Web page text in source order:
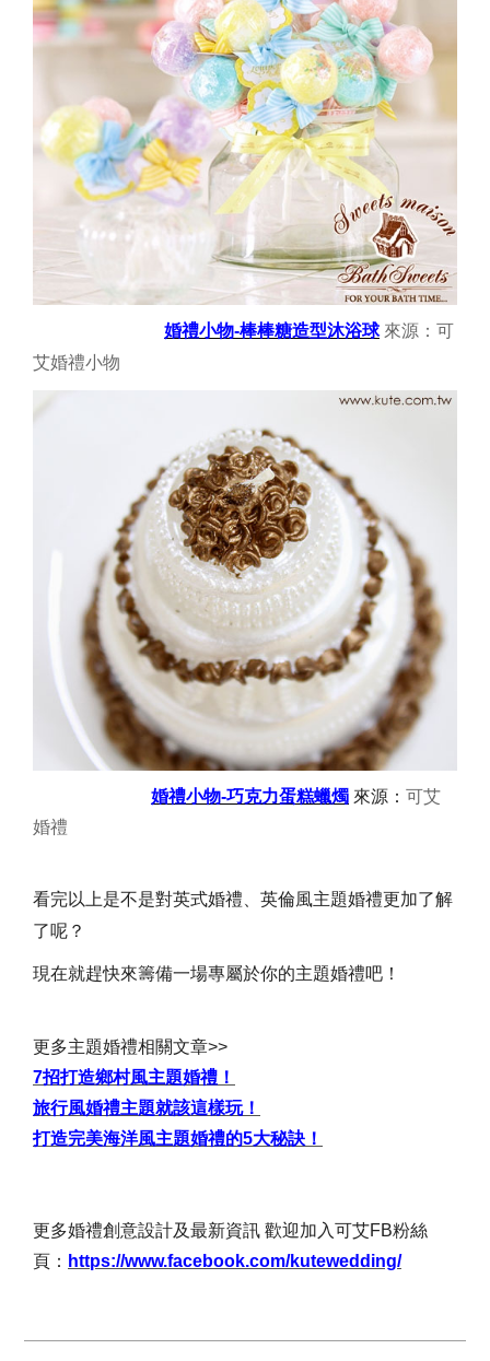
婚禮小物-棒棒糖造型沐浴球來源：可
艾婚禮小物
婚禮小物-巧克力蛋糕蠟燭 來源： 可艾
婚禮
看完以上是不是對英式婚禮、英倫風主題婚禮更加了解
了呢？
現在就趕快來籌備一場專屬於你的主題婚禮吧！
更多主題婚禮相關文章>>
7招打造鄉村風主題婚禮！
旅行風婚禮主題就該這樣玩！
打造完美海洋風主題婚禮的5大秘訣！
更多婚禮創意設計及最新資訊 歡迎加入可艾FB粉絲
頁： https://www.facebook.com/kutewedding/